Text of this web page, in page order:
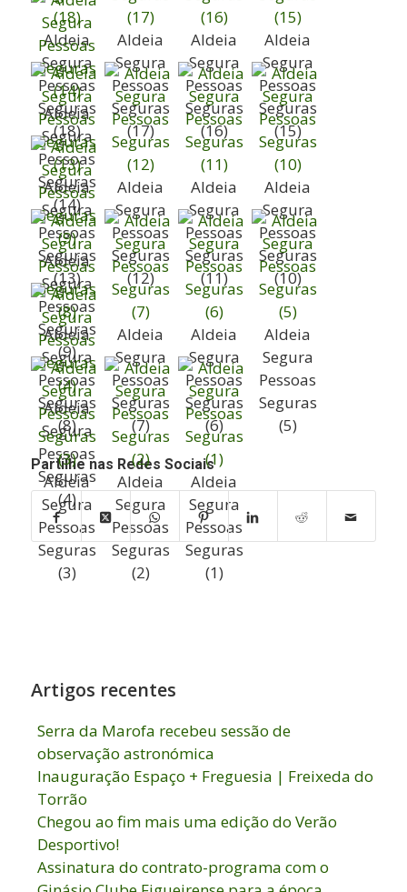
Aldeia
Segura
Pessoas
Seguras
(18)
Aldeia
Segura
Pessoas
Seguras
(17)
Aldeia
Segura
Pessoas
Seguras
(16)
Aldeia
Segura
Pessoas
Seguras
(15)
Aldeia
Segura
Pessoas
Seguras
(14)
Aldeia
Segura
Pessoas
Seguras
(13)
Aldeia
Segura
Pessoas
Seguras
(12)
Aldeia
Segura
Pessoas
Seguras
(11)
Aldeia
Segura
Pessoas
Seguras
(10)
Aldeia
Segura
Pessoas
Seguras
(9)
Aldeia
Segura
Pessoas
Seguras
(8)
Aldeia
Segura
Pessoas
Seguras
(7)
Aldeia
Segura
Pessoas
Seguras
(6)
Aldeia
Segura
Pessoas
Seguras
(5)
Aldeia
Segura
Pessoas
Seguras
(4)
Aldeia
Segura
Pessoas
Seguras
(3)
Aldeia
Segura
Pessoas
Seguras
(2)
Aldeia
Segura
Pessoas
Seguras
(1)
Partilhe nas Redes Sociais
Artigos recentes
Serra da Marofa recebeu sessão de
observação astronómica
Inauguração Espaço + Freguesia | Freixeda do
Torrão
Chegou ao fim mais uma edição do Verão
Desportivo!
Assinatura do contrato-programa com o